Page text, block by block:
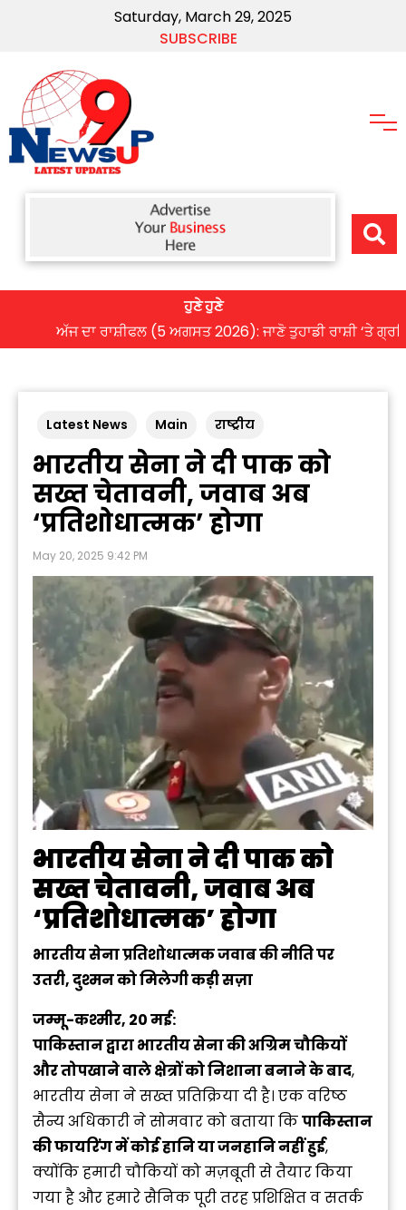
Saturday, March 29, 2025
SUBSCRIBE
ਹੁਣੇ ਹੁਣੇ
ਅੱਜ ਦਾ ਰਾਸ਼ੀਫਲ (5 ਅਗਸਤ 2026): ਜਾਣੋ ਤੁਹਾਡੀ ਰਾਸ਼ੀ ‘ਤੇ ਗ੍ਰਹਿਆਂ
Latest News Main राष्ट्रीय
भारतीय सेना ने दी पाक को
सख्त चेतावनी, जवाब अब
‘प्रतिशोधात्मक’ होगा
May 20, 2025 9:42 PM
भारतीय सेना ने दी पाक को
सख्त चेतावनी, जवाब अब
‘प्रतिशोधात्मक’ होगा
भारतीय सेना प्रतिशोधात्मक जवाब की नीति पर
उतरी, दुश्मन को मिलेगी कड़ी सज़ा
जम्मू-कश्मीर, 20 मई:
पाकिस्तान द्वारा भारतीय सेना की अग्रिम चौकियों
और तोपखाने वाले क्षेत्रों को निशाना बनाने के बाद,
भारतीय सेना ने सख्त प्रतिक्रिया दी है। एक वरिष्ठ
सैन्य अधिकारी ने सोमवार को बताया किपाकिस्तान
की फायरिंग में कोई हानि या जनहानि नहीं हुई,
क्योंकि हमारी चौकियों को मज़बूती से तैयार किया
गया है और हमारे सैनिक पूरी तरह प्रशिक्षित व सतर्क